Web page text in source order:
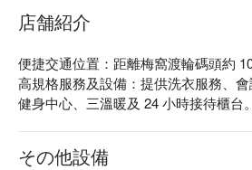
店舗紹介
便捷交通位置：距離梅窩渡輪碼頭約
高規格服務及設備：提供洗衣服務、會
健身中心、三溫暖及 24 小時接待櫃台。
その他設備